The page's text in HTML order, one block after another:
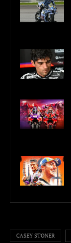
CASEY STONER